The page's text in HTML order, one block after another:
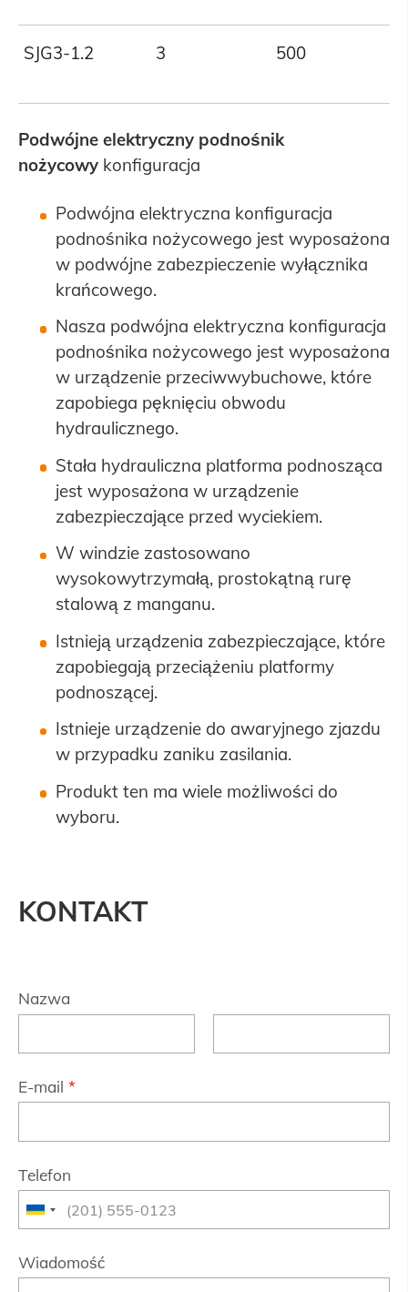
SJG3-1.2 3 500
Podwójneelektrycznypodnośnik
nożycowykonfiguracja
Podwójna elektryczna konfiguracja
podnośnika nożycowego jest wyposażona
w podwójne zabezpieczenie wyłącznika
krańcowego.
Nasza podwójna elektryczna konfiguracja
podnośnika nożycowego jest wyposażona
w urządzenie przeciwwybuchowe, które
zapobiega pęknięciu obwodu
hydraulicznego.
Stała hydrauliczna platforma podnosząca
jest wyposażona w urządzenie
zabezpieczające przed wyciekiem.
W windzie zastosowano
wysokowytrzymałą, prostokątną rurę
stalową z manganu.
Istnieją urządzenia zabezpieczające, które
zapobiegają przeciążeniu platformy
podnoszącej.
Istnieje urządzenie do awaryjnego zjazdu
w przypadku zaniku zasilania.
Produkt ten ma wiele możliwości do
wyboru.
KONTAKT
Nazwa
E-mail *
Telefon
Wiadomość